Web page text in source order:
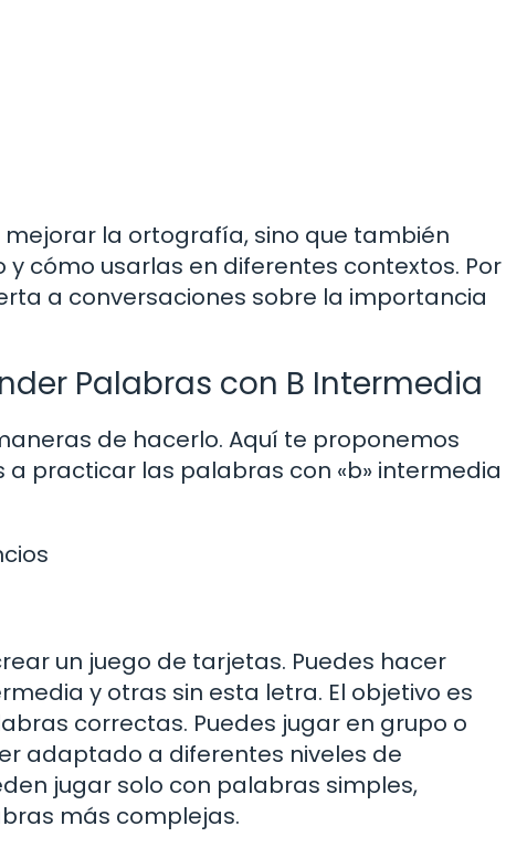
la ortografía, sino que también
cómo usarlas en diferentes contextos. Por
a conversaciones sobre la importancia
Palabras con B Intermedia
de hacerlo. Aquí te proponemos
practicar las palabras con «b» intermedia
un juego de tarjetas. Puedes hacer
y otras sin esta letra. El objetivo es
correctas. Puedes jugar en grupo o
adaptado a diferentes niveles de
jugar solo con palabras simples,
más complejas.